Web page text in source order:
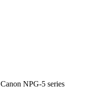
Canon NPG-5 series